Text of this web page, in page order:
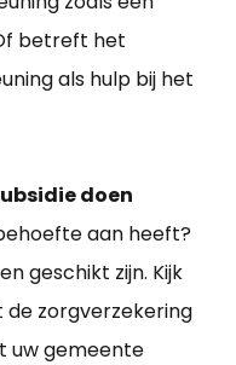
betreft het
als hulp bij het
doen
aan heeft?
geschikt zijn. Kijk
de zorgverzekering
uw gemeente